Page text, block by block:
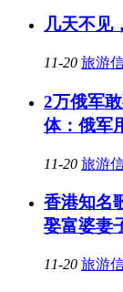
几天不见
11-20 旅游
2万俄军
体：俄军
11-20 旅游
香港知名
娶富婆妻
11-20 旅游